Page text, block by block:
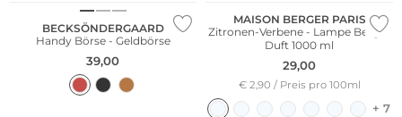
BECKSÖNDERGAARD
Handy Börse - Geldbörse
39,00
MAISON BERGER PARIS
Zitronen-Verbene - Lampe Berger
Duft 1000 ml
29,00
€ 2,90 / Preis pro 100ml
+ 7